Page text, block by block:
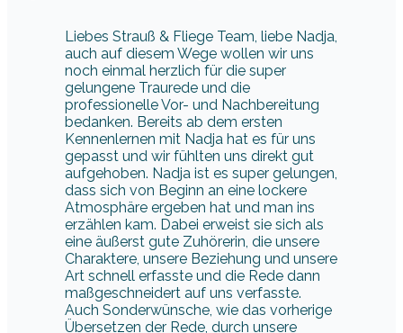
Liebes Strauß & Fliege Team, liebe Nadja,
auch auf diesem Wege wollen wir uns
noch einmal herzlich für die super
gelungene Traurede und die
professionelle Vor- und Nachbereitung
bedanken. Bereits ab dem ersten
Kennenlernen mit Nadja hat es für uns
gepasst und wir fühlten uns direkt gut
aufgehoben. Nadja ist es super gelungen,
dass sich von Beginn an eine lockere
Atmosphäre ergeben hat und man ins
erzählen kam. Dabei erweist sie sich als
eine äußerst gute Zuhörerin, die unsere
Charaktere, unsere Beziehung und unsere
Art schnell erfasste und die Rede dann
maßgeschneidert auf uns verfasste.
Auch Sonderwünsche, wie das vorherige
Übersetzen der Rede, durch unsere